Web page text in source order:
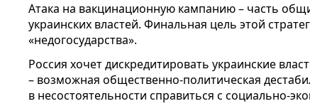
Атака на вакцинационную кампанию – часть
украинских властей. Финальная цель этой
«недогосударства».
Россия хочет дискредитировать украинские
– возможная общественно-политическая
в несостоятельности справиться с социально-